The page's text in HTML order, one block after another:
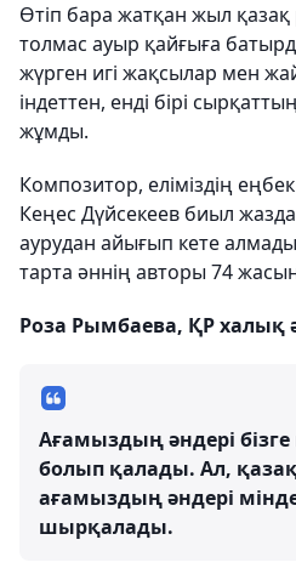
Өтіп бара жатқан жыл
толмас ауыр қайғыға
жүрген игі жақсылар мен
індеттен, енді бірі
жұмды.
Композитор, еліміздің еңбек
Кеңес Дүйсекеев биыл жазда
аурудан айығып кете
тарта әннің авторы 74
Роза Рымбаева, ҚР халық
Ағамыздың әндері бізге
болып қалады. Ал,
ағамыздың әндері
шырқалады.